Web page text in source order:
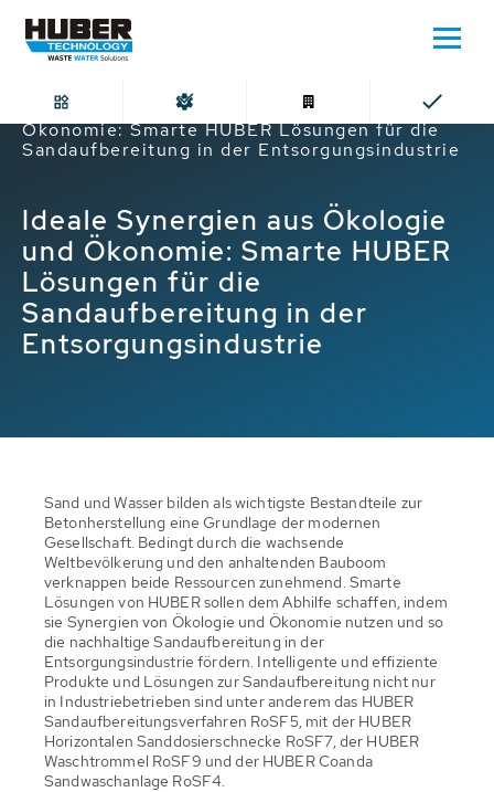
Home
Ideale Synergien aus Ökologie und
Ökonomie: Smarte HUBER Lösungen für die
Sandaufbereitung in der Entsorgungsindustrie
Ideale Synergien aus Ökologie
und Ökonomie: Smarte HUBER
Lösungen für die
Sandaufbereitung in der
Entsorgungsindustrie
Sand und Wasser bilden als wichtigste Bestandteile zur
Betonherstellung eine Grundlage der modernen
Gesellschaft. Bedingt durch die wachsende
Weltbevölkerung und den anhaltenden Bauboom
verknappen beide Ressourcen zunehmend. Smarte
Lösungen von HUBER sollen dem Abhilfe schaffen, indem
sie Synergien von Ökologie und Ökonomie nutzen und so
die nachhaltige Sandaufbereitung in der
Entsorgungsindustrie fördern. Intelligente und effiziente
Produkte und Lösungen zur Sandaufbereitung nicht nur
in Industriebetrieben sind unter anderem das HUBER
Sandaufbereitungsverfahren RoSF5, mit der HUBER
Horizontalen Sanddosierschnecke RoSF7, der HUBER
Waschtrommel RoSF9 und der HUBER Coanda
Sandwaschanlage RoSF4.